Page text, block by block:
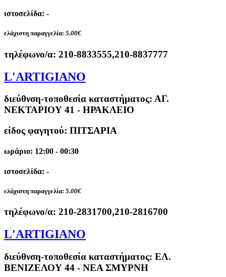
ιστοσελίδα: -
ελάχιστη παραγγελία: 5.00€
τηλέφωνο/α: 210-8833555,210-8837777
L'ARTIGIANO
διεύθνση-τοποθεσία καταστήματος: ΑΓ.
ΝΕΚΤΑΡΙΟΥ 41 - ΗΡΑΚΛΕΙΟ
είδος φαγητού: ΠΙΤΣΑΡΙΑ
ωράριο: 12:00 - 00:30
ιστοσελίδα: -
ελάχιστη παραγγελία: 5.00€
τηλέφωνο/α: 210-2831700,210-2816700
L'ARTIGIANO
διεύθνση-τοποθεσία καταστήματος: ΕΛ.
ΒΕΝΙΖΕΛΟΥ 44 - ΝΕΑ ΣΜΥΡΝΗ